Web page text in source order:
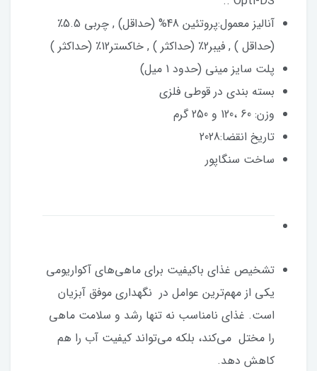
آنالیز معمول:پروتئین 48% (حداقل) , چربی 5.5٪
(حداقل ) , فیبر2٪ (حداکثر ) , خاکستر12٪ (حداکثر )
پلت سایز مینی (حدود 1 میل)
بسته بندی در قوطی فلزی
وزن: 60 ،120 و 250 گرم
تاریخ انقضا:2028
ساخت سنگاپور
تشخیص غذای باکیفیت برای ماهی‌های آکواریومی
یکی از مهم‌ترین عوامل در نگهداری موفق آبزیان
است. غذای نامناسب نه تنها رشد و سلامت ماهی
را مختل می‌کند، بلکه می‌تواند کیفیت آب را هم
کاهش دهد.